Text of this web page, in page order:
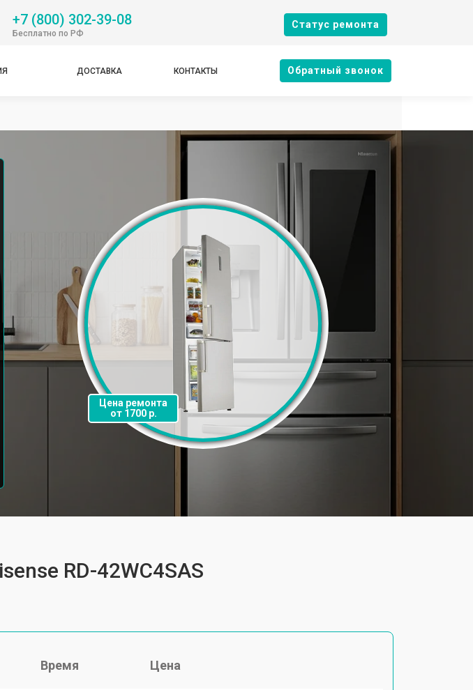
+7 (800) 302-39-08
Бесплатно по РФ
Cтатус ремонта
ДОСТАВКА КОНТАКТЫ Oбратный звонок
Цена ремонта
от 1700 р.
RD-42WC4SAS
Время Цена